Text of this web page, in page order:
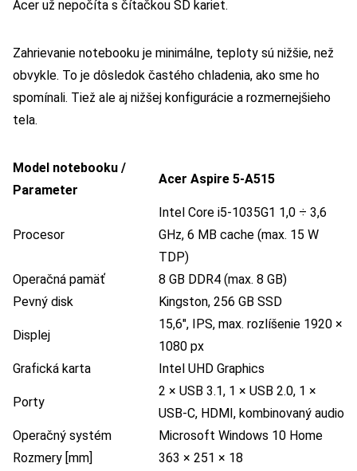
Acer už nepočíta s čítačkou SD kariet.
Zahrievanie notebooku je minimálne, teploty sú nižšie, než
obvykle. To je dôsledok častého chladenia, ako sme ho
spomínali. Tiež ale aj nižšej konfigurácie a rozmernejšieho
tela.
Model notebooku /
Parameter
Acer Aspire 5-A515
Procesor
Intel Core i5-1035G1 1,0 ÷ 3,6
GHz, 6 MB cache (max. 15 W
TDP)
Operačná pamäť
8 GB DDR4 (max. 8 GB)
Pevný disk
Kingston, 256 GB SSD
Displej
15,6″, IPS, max. rozlíšenie 1920 ×
1080 px
Grafická karta
Intel UHD Graphics
Porty
2 × USB 3.1, 1 × USB 2.0, 1 ×
USB-C, HDMI, kombinovaný audio
Operačný systém
Microsoft Windows 10 Home
Rozmery [mm]
363 × 251 × 18